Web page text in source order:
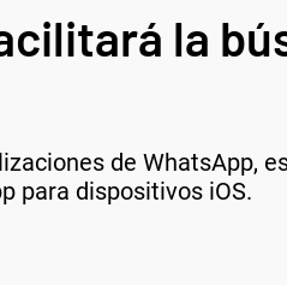
la
de WhatsApp,
para dispositivos iOS.